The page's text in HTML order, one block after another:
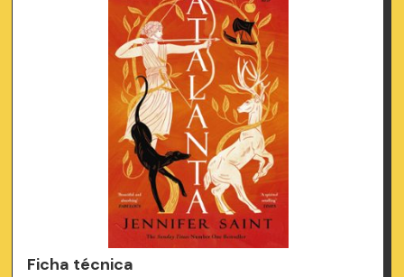
Ficha técnica